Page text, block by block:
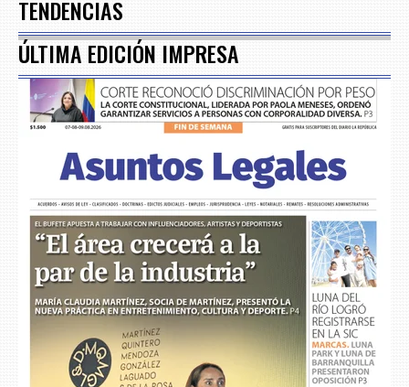
TENDENCIAS
ÚLTIMA EDICIÓN IMPRESA